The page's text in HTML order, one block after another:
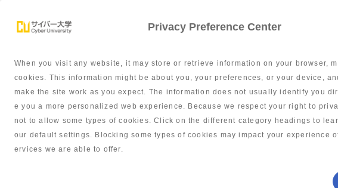
Privacy Preference Center
When you visit any website, it may store or retrieve information on your browser,
cookies. This information might be about you, your preferences, or your device,
make the site work as you expect. The information does not usually identify you
e you a more personalized web experience. Because we respect your right to
not to allow some types of cookies. Click on the different category headings to
our default settings. Blocking some types of cookies may impact your experience
ervices we are able to offer.
2020年度2月「学習支援室」を開催